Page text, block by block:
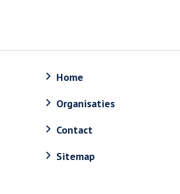
Home
Organisaties
Contact
Sitemap